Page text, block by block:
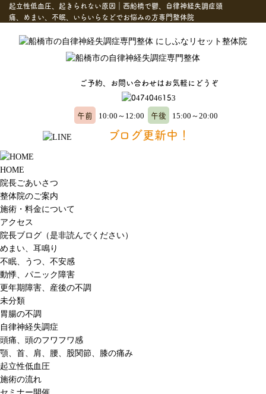
起立性低血圧、起きられない原因｜西船橋で鬱、自律神経失調症頭
痛、めまい、不眠、いらいらなどでお悩みの方専門整体院
ご予約、お問い合わせはお気軽にどうぞ
午前 10:00～12:00 午後 15:00～20:00
ブログ更新中！
HOME
院長ごあいさつ
整体院のご案内
施術・料金について
アクセス
院長ブログ（是非読んでください）
めまい、耳鳴り
不眠、うつ、不安感
動悸、パニック障害
更年期障害、産後の不調
未分類
胃腸の不調
自律神経失調症
頭痛、頭のフワフワ感
顎、首、肩、腰、股関節、膝の痛み
起立性低血圧
施術の流れ